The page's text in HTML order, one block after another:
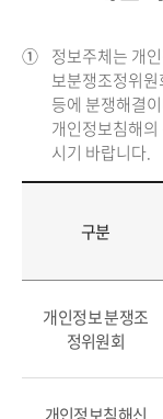
① 정보주체는 개
보분쟁조정위
등에 분쟁해결
개인정보침해
시기 바랍니다.
구분
개인정보 분쟁조
정위원회
개인정보침해신